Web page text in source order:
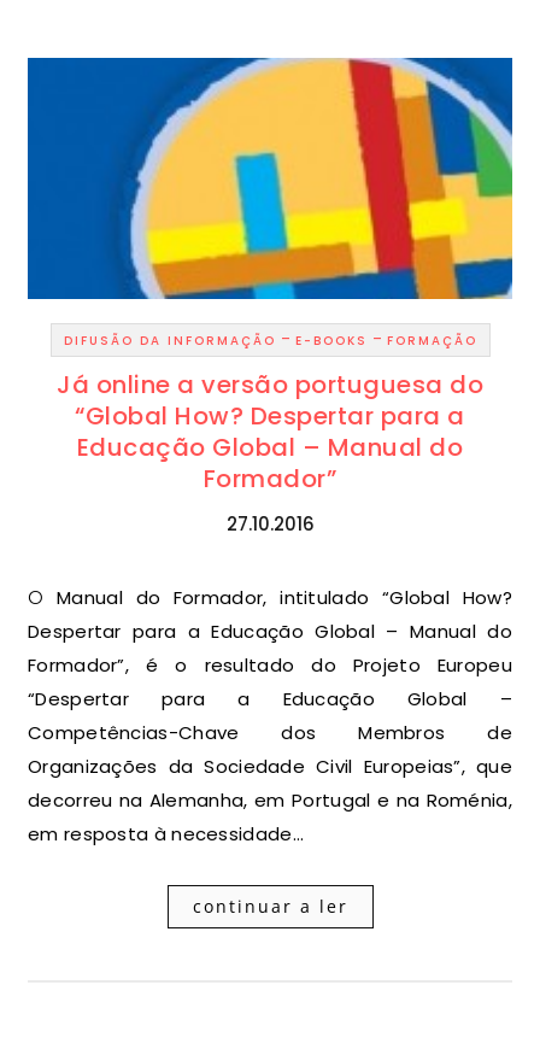
DIFUSÃO DA INFORMAÇÃO - E-BOOKS - FORMAÇÃO
Já online a versão portuguesa do
“Global How? Despertar para a
Educação Global – Manual do
Formador”
27.10.2016
O Manual do Formador, intitulado “Global How?
Despertar para a Educação Global – Manual do
Formador”, é o resultado do Projeto Europeu
“Despertar para a Educação Global –
Competências-Chave dos Membros de
Organizações da Sociedade Civil Europeias”, que
decorreu na Alemanha, em Portugal e na Roménia,
em resposta à necessidade…
continuar a ler